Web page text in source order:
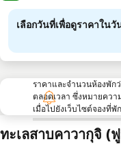
เลือกวันที่เพื่อดูราคาใน
ราคาและจำนวนห้องพัก
ตลอดเวลา ซึ่งหมายคว
เมื่อไปยังเว็บไซต์จองที่พัก
ทะเลสาบคาวากุจิ